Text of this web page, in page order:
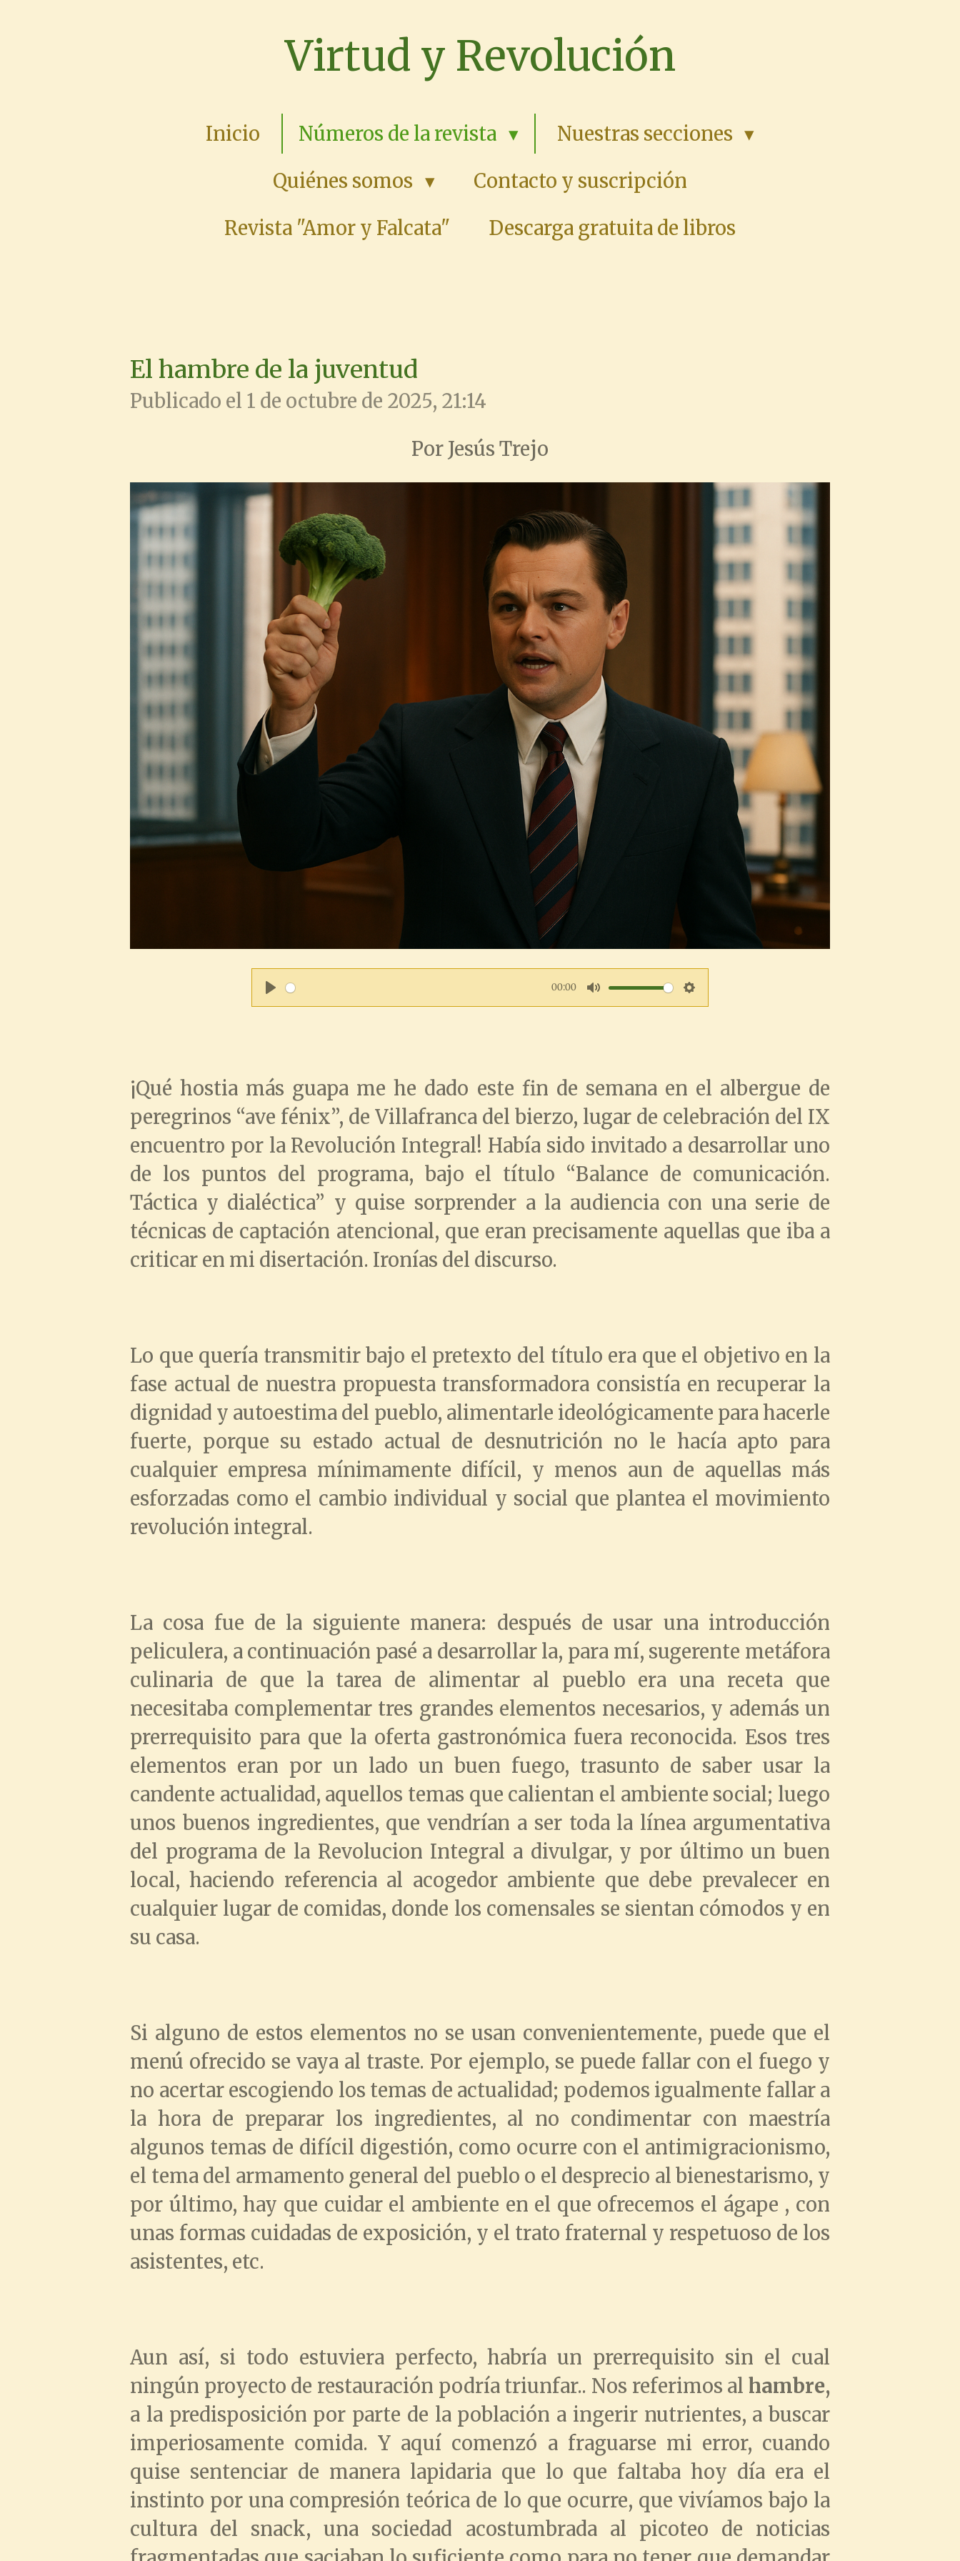
Virtud y Revolución
Inicio Números de la revista
Nuestras secciones
Quiénes somos
Contacto y suscripción
Revista "Amor y Falcata"
Descarga gratuita de libros
El hambre de la juventud
Publicado el 1 de octubre de 2025, 21:14
Por Jesús Trejo
P
a
y
00:00
M
e
S
t
i
n
g
s
¡Qué hostia más guapa me he dado este fin de semana en el albergue de
peregrinos “ave fénix”, de Villafranca del bierzo, lugar de celebración del IX
encuentro por la Revolución Integral! Había sido invitado a desarrollar uno
de los puntos del programa, bajo el título “Balance de comunicación.
Táctica y dialéctica” y quise sorprender a la audiencia con una serie de
técnicas de captación atencional, que eran precisamente aquellas que iba a
criticar en mi disertación. Ironías del discurso.
Lo que quería transmitir bajo el pretexto del título era que el objetivo en la
fase actual de nuestra propuesta transformadora consistía en recuperar la
dignidad y autoestima del pueblo, alimentarle ideológicamente para hacerle
fuerte, porque su estado actual de desnutrición no le hacía apto para
cualquier empresa mínimamente difícil, y menos aun de aquellas más
esforzadas como el cambio individual y social que plantea el movimiento
revolución integral.
La cosa fue de la siguiente manera: después de usar una introducción
peliculera, a continuación pasé a desarrollar la, para mí, sugerente metáfora
culinaria de que la tarea de alimentar al pueblo era una receta que
necesitaba complementar tres grandes elementos necesarios, y además un
prerrequisito para que la oferta gastronómica fuera reconocida. Esos tres
elementos eran por un lado un buen fuego, trasunto de saber usar la
candente actualidad, aquellos temas que calientan el ambiente social; luego
unos buenos ingredientes, que vendrían a ser toda la línea argumentativa
del programa de la Revolucion Integral a divulgar, y por último un buen
local, haciendo referencia al acogedor ambiente que debe prevalecer en
cualquier lugar de comidas, donde los comensales se sientan cómodos y en
su casa.
Si alguno de estos elementos no se usan convenientemente, puede que el
menú ofrecido se vaya al traste. Por ejemplo, se puede fallar con el fuego y
no acertar escogiendo los temas de actualidad; podemos igualmente fallar a
la hora de preparar los ingredientes, al no condimentar con maestría
algunos temas de difícil digestión, como ocurre con el antimigracionismo,
el tema del armamento general del pueblo o el desprecio al bienestarismo, y
por último, hay que cuidar el ambiente en el que ofrecemos el ágape , con
unas formas cuidadas de exposición, y el trato fraternal y respetuoso de los
asistentes, etc.
Aun así, si todo estuviera perfecto, habría un prerrequisito sin el cual
ningún proyecto de restauración podría triunfar.. Nos referimos al hambre,
a la predisposición por parte de la población a ingerir nutrientes, a buscar
imperiosamente comida. Y aquí comenzó a fraguarse mi error, cuando
quise sentenciar de manera lapidaria que lo que faltaba hoy día era el
instinto por una compresión teórica de lo que ocurre, que vivíamos bajo la
cultura del snack, una sociedad acostumbrada al picoteo de noticias